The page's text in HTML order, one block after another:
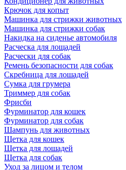
Крючок для копыт
Машинка для стрижки животных
Машинка для стрижки собак
Накидка на сиденье автомобиля
Расческа для лощадей
Расчески для собак
Ремень безопасности для собак
Скребница для лошадей
Сумка для грумера
Триммер для собак
Фрисби
Фурминатор для кошек
Фурминатор для собак
Шампунь для животных
Щетка для кошек
Щетка для лошадей
Щетка для собак
Уход за лицом и телом